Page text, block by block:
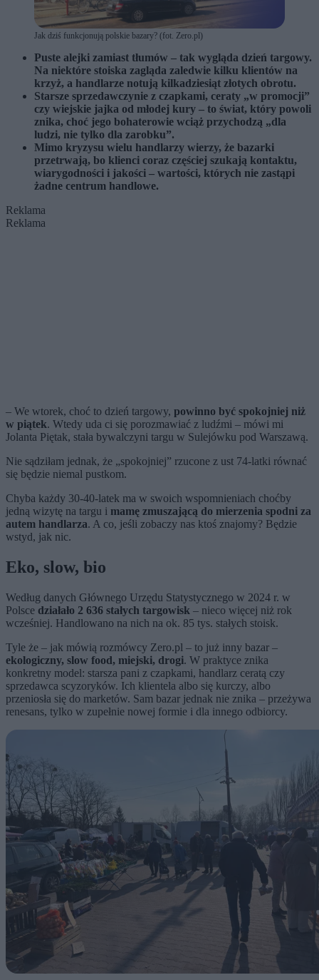
Jak dziś funkcjonują polskie bazary? (fot. Zero.pl)
Puste alejki zamiast tłumów – tak wygląda dzień targowy.
Na niektóre stoiska zagląda zaledwie kilku klientów na
krzyż, a handlarze notują kilkadziesiąt złotych obrotu.
Starsze sprzedawczynie z czapkami, ceraty „w promocji”
czy wiejskie jajka od młodej kury – to świat, który powoli
znika, choć jego bohaterowie wciąż przychodzą „dla
ludzi, nie tylko dla zarobku”.
Mimo kryzysu wielu handlarzy wierzy, że bazarki
przetrwają, bo klienci coraz częściej szukają kontaktu,
wiarygodności i jakości – wartości, których nie zastąpi
żadne centrum handlowe.
Reklama
Reklama
– We wtorek, choć to dzień targowy, powinno być spokojniej niż
w piątek. Wtedy uda ci się porozmawiać z ludźmi – mówi mi
Jolanta Piętak, stała bywalczyni targu w Sulejówku pod Warszawą.
Nie sądziłam jednak, że „spokojniej” rzucone z ust 74-latki równać
się będzie niemal pustkom.
Chyba każdy 30-40-latek ma w swoich wspomnieniach choćby
jedną wizytę na targu i mamę zmuszającą do mierzenia spodni za
autem handlarza. A co, jeśli zobaczy nas ktoś znajomy? Będzie
wstyd, jak nic.
Eko, slow, bio
Według danych Głównego Urzędu Statystycznego w 2024 r. w
Polsce działało 2 636 stałych targowisk – nieco więcej niż rok
wcześniej. Handlowano na nich na ok. 85 tys. stałych stoisk.
Tyle że – jak mówią rozmówcy Zero.pl – to już inny bazar –
ekologiczny, slow food, miejski, drogi. W praktyce znika
konkretny model: starsza pani z czapkami, handlarz ceratą czy
sprzedawca scyzoryków. Ich klientela albo się kurczy, albo
przeniosła się do marketów. Sam bazar jednak nie znika – przeżywa
renesans, tylko w zupełnie nowej formie i dla innego odbiorcy.